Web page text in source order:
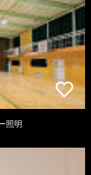
照明